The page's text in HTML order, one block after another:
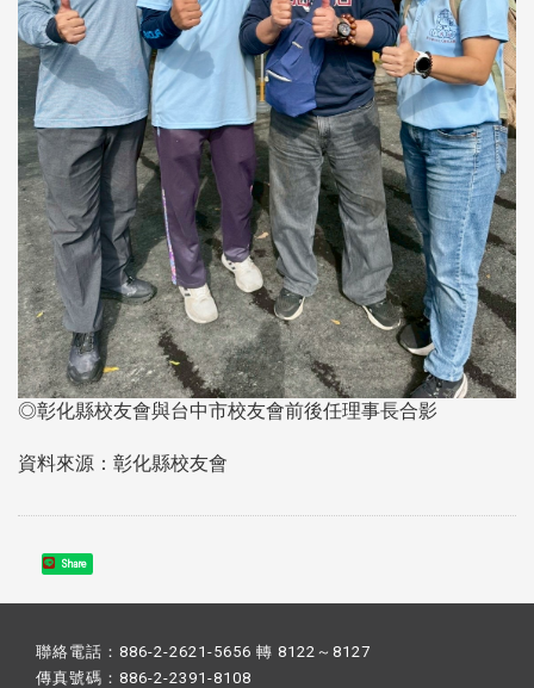
◎彰化縣校友會與台中市校友會前後任理事長合影
資料來源：彰化縣校友會
Share
聯絡電話：886-2-2621-5656 轉 8122～8127
傳真號碼：886-2-2391-8108